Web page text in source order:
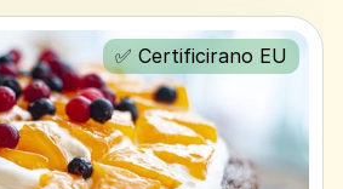
✅ Certificirano EU